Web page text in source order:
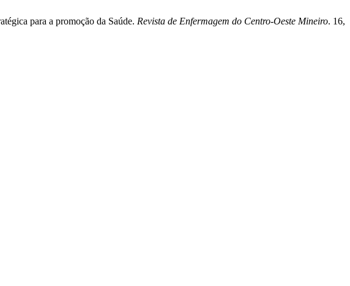
para a promoção da Saúde. Revista de Enfermagem do Centro-Oeste Mineiro. 16,